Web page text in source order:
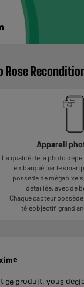
Rose
Appareil
La qualité de la photo
embarqué par le
possède de
détaillée, avec de
Chaque capteur
téléobjectif, grand
ce produit, vous